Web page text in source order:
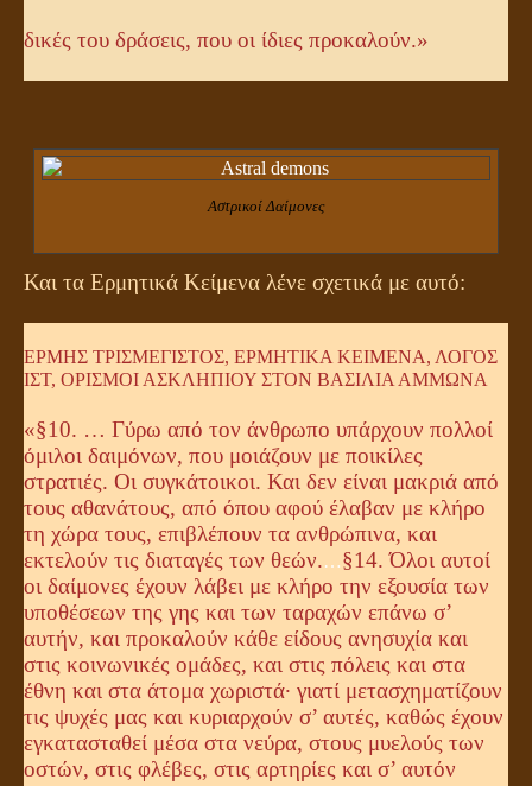
δικές του δράσεις, που οι ίδιες προκαλούν.»
Αστρικοί Δαίμονες
Και τα Ερμητικά Κείμενα λένε σχετικά με αυτό:
ΕΡΜΗΣ ΤΡΙΣΜΕΓΙΣΤΟΣ, ΕΡΜΗΤΙΚΑ ΚΕΙΜΕΝΑ, ΛΟΓΟΣ
ΙΣΤ, ΟΡΙΣΜΟΙ ΑΣΚΛΗΠΙΟΥ ΣΤΟΝ ΒΑΣΙΛΙΑ ΑΜΜΩΝΑ
«§10. … Γύρω από τον άνθρωπο υπάρχουν πολλοί
όμιλοι δαιμόνων, που μοιάζουν με ποικίλες
στρατιές. Οι συγκάτοικοι. Και δεν είναι μακριά από
τους αθανάτους, από όπου αφού έλαβαν με κλήρο
τη χώρα τους, επιβλέπουν τα ανθρώπινα, και
εκτελούν τις διαταγές των θεών.…§14. Όλοι αυτοί
οι δαίμονες έχουν λάβει με κλήρο την εξουσία των
υποθέσεων της γης και των ταραχών επάνω σ’
αυτήν, και προκαλούν κάθε είδους ανησυχία και
στις κοινωνικές ομάδες, και στις πόλεις και στα
έθνη και στα άτομα χωριστά· γιατί μετασχηματίζουν
τις ψυχές μας και κυριαρχούν σ’ αυτές, καθώς έχουν
εγκατασταθεί μέσα στα νεύρα, στους μυελούς των
οστών, στις φλέβες, στις αρτηρίες και σ’ αυτόν